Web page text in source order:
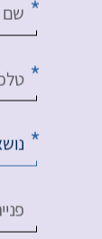
שדות
שם